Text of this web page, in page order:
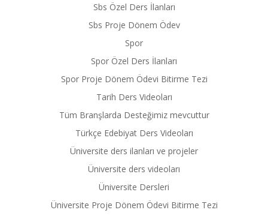
Sbs Özel Ders İlanları
Sbs Proje Dönem Ödev
Spor
Spor Özel Ders İlanları
Spor Proje Dönem Ödevi Bitirme Tezi
Tarih Ders Videoları
Tüm Branşlarda Desteğimiz mevcuttur
Türkçe Edebiyat Ders Videoları
Üniversite ders ilanları ve projeler
Üniversite ders videoları
Üniversite Dersleri
Üniversite Proje Dönem Ödevi Bitirme Tezi